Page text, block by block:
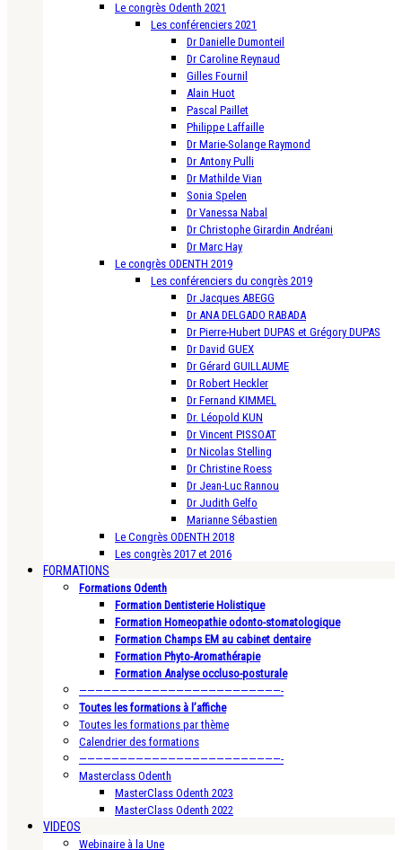
Le congrès Odenth 2021
Les conférenciers 2021
Dr Danielle Dumonteil
Dr Caroline Reynaud
Gilles Fournil
Alain Huot
Pascal Paillet
Philippe Laffaille
Dr Marie-Solange Raymond
Dr Antony Pulli
Dr Mathilde Vian
Sonia Spelen
Dr Vanessa Nabal
Dr Christophe Girardin Andréani
Dr Marc Hay
Le congrès ODENTH 2019
Les conférenciers du congrès 2019
Dr Jacques ABEGG
Dr ANA DELGADO RABADA
Dr Pierre-Hubert DUPAS et Grégory DUPAS
Dr David GUEX
Dr Gérard GUILLAUME
Dr Robert Heckler
Dr Fernand KIMMEL
Dr. Léopold KUN
Dr Vincent PISSOAT
Dr Nicolas Stelling
Dr Christine Roess
Dr Jean-Luc Rannou
Dr Judith Gelfo
Marianne Sébastien
Le Congrès ODENTH 2018
Les congrès 2017 et 2016
FORMATIONS
Formations Odenth
Formation Dentisterie Holistique
Formation Homeopathie odonto-stomatologique
Formation Champs EM au cabinet dentaire
Formation Phyto-Aromathérapie
Formation Analyse occluso-posturale
—————————————————————————-
Toutes les formations à l’affiche
Toutes les formations par thème
Calendrier des formations
—————————————————————————-
Masterclass Odenth
MasterClass Odenth 2023
MasterClass Odenth 2022
VIDEOS
Webinaire à la Une